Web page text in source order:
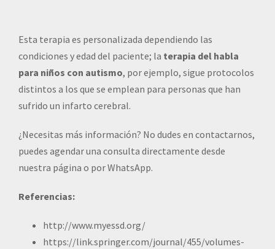
Esta terapia es personalizada dependiendo las
condiciones y edad del paciente; la terapia del habla
para niños con autismo, por ejemplo, sigue protocolos
distintos a los que se emplean para personas que han
sufrido un infarto cerebral.
¿Necesitas más información? No dudes en contactarnos,
puedes agendar una consulta directamente desde
nuestra página o por WhatsApp.
Referencias:
http://www.myessd.org/
https://link.springer.com/journal/455/volumes-